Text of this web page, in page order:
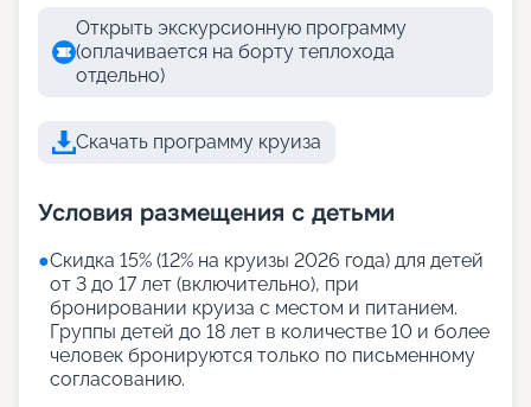
Открыть экскурсионную программу
(оплачивается на борту теплохода
отдельно)
Скачать программу круиза
Условия размещения с детьми
●Скидка 15% (12% на круизы 2026 года) для детей
от 3 до 17 лет (включительно), при
бронировании круиза с местом и питанием.
Группы детей до 18 лет в количестве 10 и более
человек бронируются только по письменному
согласованию.